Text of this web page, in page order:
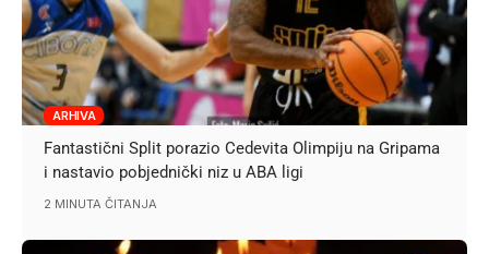
ARHIVA
Fantastični Split porazio Cedevita Olimpiju na Gripama
i nastavio pobjednički niz u ABA ligi
2 MINUTA ČITANJA